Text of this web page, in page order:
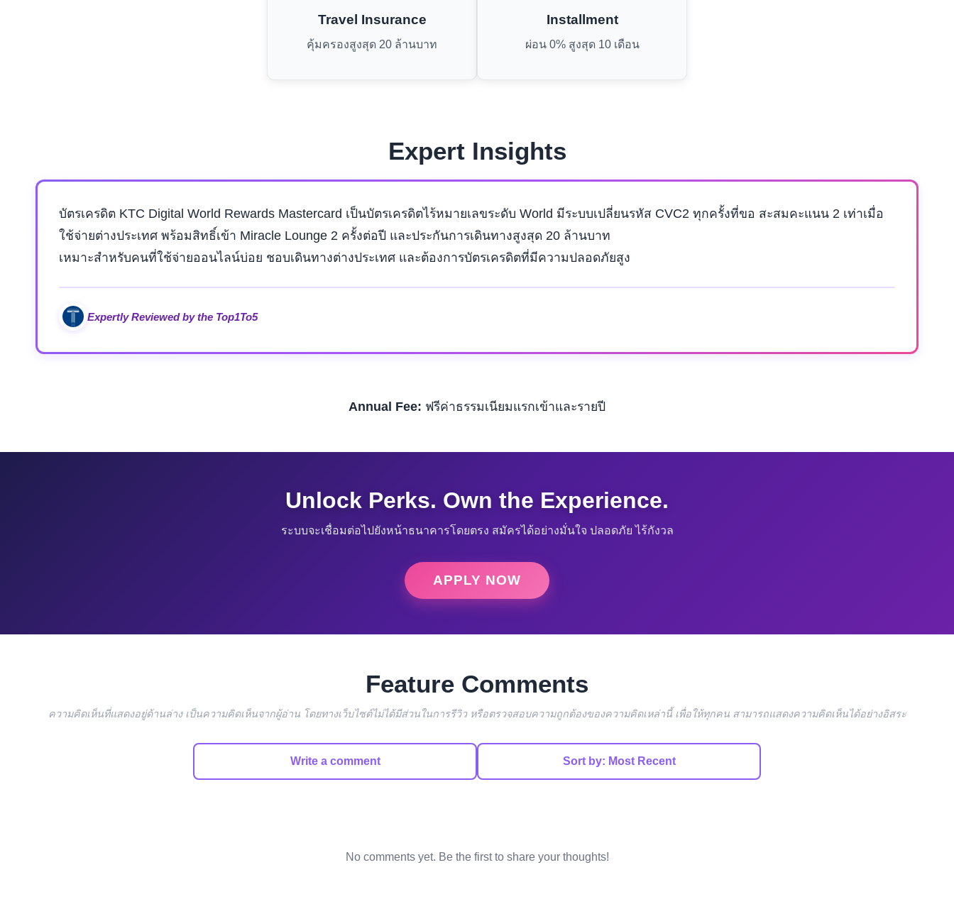
Travel Insurance
คุ้มครองสูงสุด 20 ล้านบาท
Installment
ผ่อน 0% สูงสุด 10 เดือน
Expert Insights
บัตรเครดิต KTC Digital World Rewards Mastercard เป็นบัตรเครดิตไร้หมายเลขระดับ World มีระบบเปลี่ยนรหัส CVC2 ทุกครั้งที่ขอ สะสมคะแนน 2 เท่าเมื่อ
ใช้จ่ายต่างประเทศ พร้อมสิทธิ์เข้า Miracle Lounge 2 ครั้งต่อปี และประกันการเดินทางสูงสุด 20 ล้านบาท
เหมาะสำหรับคนที่ใช้จ่ายออนไลน์บ่อย ชอบเดินทางต่างประเทศ และต้องการบัตรเครดิตที่มีความปลอดภัยสูง
Expertly Reviewed by the Top1To5
Annual Fee: ฟรีค่าธรรมเนียมแรกเข้าและรายปี
Unlock Perks. Own the Experience.
ระบบจะเชื่อมต่อไปยังหน้าธนาคารโดยตรง สมัครได้อย่างมั่นใจ ปลอดภัย ไร้กังวล
APPLY NOW
Feature Comments
ความคิดเห็นที่แสดงอยู่ด้านล่าง เป็นความคิดเห็นจากผู้อ่าน โดยทางเว็บไซต์ไม่ได้มีส่วนในการรีวิว หรือตรวจสอบความถูกต้องของความคิดเหล่านี้ เพื่อให้ทุกคน สามารถแสดงความคิดเห็นได้อย่างอิสระ
Write a comment Sort by: Most Recent
No comments yet. Be the first to share your thoughts!